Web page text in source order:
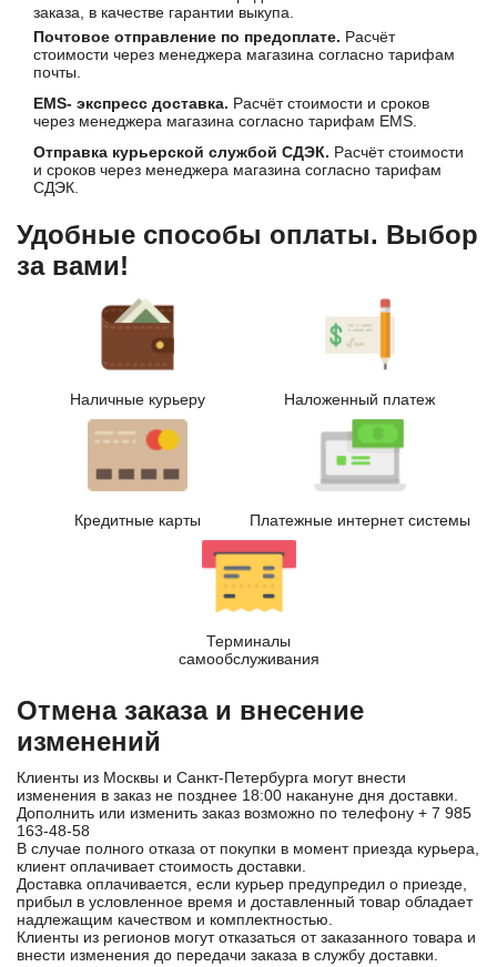
заказа, в качестве гарантии выкупа.
Почтовое отправление по предоплате. Расчёт
стоимости через менеджера магазина согласно тарифам
почты.
EMS- экспресс доставка. Расчёт стоимости и сроков
через менеджера магазина согласно тарифам EMS.
Отправка курьерской службой СДЭК. Расчёт стоимости
и сроков через менеджера магазина согласно тарифам
СДЭК.
Удобные способы оплаты. Выбор
за вами!
Наличные курьеру Наложенный платеж
Кредитные карты Платежные интернет системы
Терминалы
самообслуживания
Отмена заказа и внесение
изменений
Клиенты из Москвы и Санкт-Петербурга могут внести
изменения в заказ не позднее 18:00 накануне дня доставки.
Дополнить или изменить заказ возможно по телефону + 7 985
163-48-58
В случае полного отказа от покупки в момент приезда курьера,
клиент оплачивает стоимость доставки.
Доставка оплачивается, если курьер предупредил о приезде,
прибыл в условленное время и доставленный товар обладает
надлежащим качеством и комплектностью.
Клиенты из регионов могут отказаться от заказанного товара и
внести изменения до передачи заказа в службу доставки.